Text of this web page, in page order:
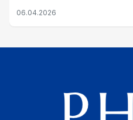
nastale njenim raspadom
06.04.2026